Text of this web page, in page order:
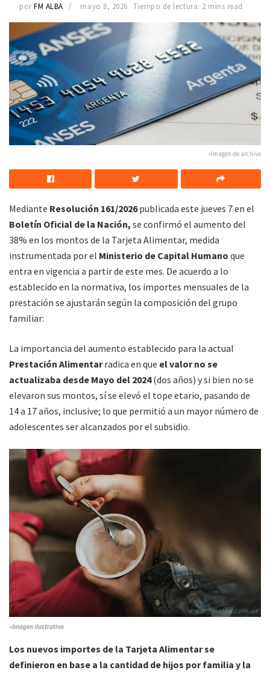
por FM ALBA mayo 8, 2026 Tiempo de lectura: 2 mins read
»Imagen de archivo
Mediante Resolución 161/2026publicada este jueves 7 en el
Boletín Oficial de la Nación, se confirmó el aumento del
38% en los montos de la Tarjeta Alimentar, medida
instrumentada por el Ministerio de Capital Humano que
entra en vigencia a partir de este mes. De acuerdo a lo
establecido en la normativa, los importes mensuales de la
prestación se ajustarán según la composición del grupo
familiar:
La importancia del aumento establecido para la actual
Prestación Alimentarradica en que el valor no se
actualizaba desde Mayo del 2024(dos años) y si bien no se
elevaron sus montos, sí se elevó el tope etario, pasando de
14 a 17 años, inclusive; lo que permitió a un mayor número de
adolescentes ser alcanzados por el subsidio.
»Imagen ilustrativa
Los nuevos importes de la Tarjeta Alimentar se
definieron en base a la cantidad de hijos por familia y la